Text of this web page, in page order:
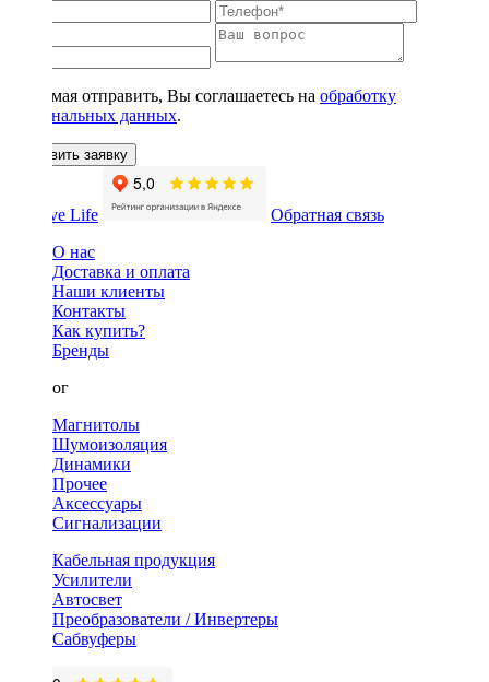
Нажимая отправить, Вы соглашаетесь на обработку
персональных данных.
Оставить заявку
Обратная связь
О нас
Доставка и оплата
Наши клиенты
Контакты
Как купить?
Бренды
Каталог
Магнитолы
Шумоизоляция
Динамики
Прочее
Аксессуары
Сигнализации
Кабельная продукция
Усилители
Автосвет
Преобразователи / Инвертеры
Сабвуферы